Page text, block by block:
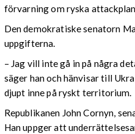
förvarning om ryska
Den demokratiske senatorn
uppgifterna.
– Jag vill inte gå in på några
säger han och hänvisar till
djupt inne på ryskt territorium.
Republikanen John Cornyn,
Han uppger att